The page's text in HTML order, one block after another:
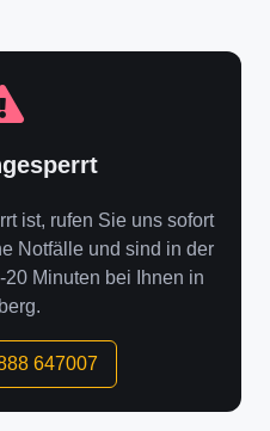
ist, rufen Sie uns sofort
Notfälle und sind in der
Minuten bei Ihnen in
647007